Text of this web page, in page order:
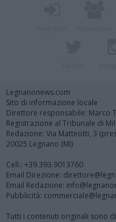
Legnanonews.com
Sito di informazione locale
Direttore responsabile: Marco
Registrazione al Tribunale di
Redazione: Via Matteotti, 3
20025 Legnano (MI)
Cell.: +39.393.9013760
Email Direzione:
Email Redazione:
Pubblicità:
Tutti i contenuti originali sono